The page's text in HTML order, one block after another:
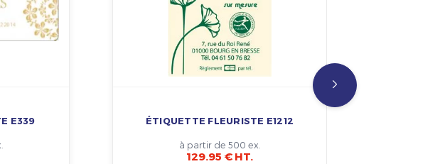
E339 ÉTIQUETTE FLEURISTE E1212
à partir de 500 ex.
129.95 € HT.